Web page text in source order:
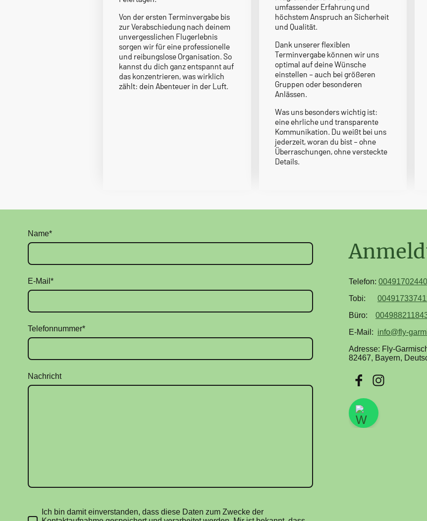
Von der ersten Terminvergabe bis
zur Verabschiedung nach deinem
unvergesslichen Flugerlebnis
sorgen wir für eine professionelle
und reibungslose Organisation. So
kannst du dich ganz entspannt auf
das konzentrieren, was wirklich
zählt: dein Abenteuer in der Luft.
umfassender Erfahrung und
höchstem Anspruch an Sicherheit
und Qualität.
Dank unserer flexiblen
Terminvergabe können wir uns
optimal auf deine Wünsche
einstellen – auch bei größeren
Gruppen oder besonderen
Anlässen.
Was uns besonders wichtig ist:
eine ehrliche und transparente
Kommunikation. Du weißt bei uns
jederzeit, woran du bist – ohne
Überraschungen, ohne versteckte
Details.
Name*
E-Mail *
Telefonnummer*
Nachricht
Ich bin damit einverstanden, dass diese Daten zum Zwecke der
Telefon:
Tobi:
Büro:
E-Mail: info@fly-
Adresse: Fly-
82467, Bayern,